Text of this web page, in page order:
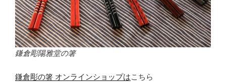
鎌倉彫陽雅堂の箸
鎌倉彫の箸 オンラインショップはこちら